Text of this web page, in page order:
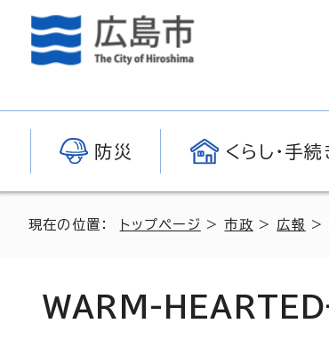
防災 くらし・手続
現在の位置： トップページ >市政 > 広報 >
WARM-HEARTED